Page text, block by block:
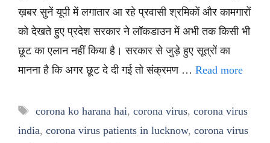
ख़बर सुनें यूपी में लगातार आ रहे प्रवासी श्रमिकों और कामगारों
को देखते हुए प्रदेश सरकार ने लॉकडाउन में अभी तक किसी भी
छूट का एलान नहीं किया है। सरकार से जुड़े हुए सूत्रों का
मानना है कि अगर छूट दे दी गई तो संक्रमण … Read more
Tags
corona ko harana hai, corona virus, corona virus
india, corona virus patients in lucknow, corona virus